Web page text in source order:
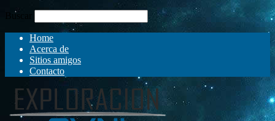
Buscar
Home
Acerca de
Sitios amigos
Contacto